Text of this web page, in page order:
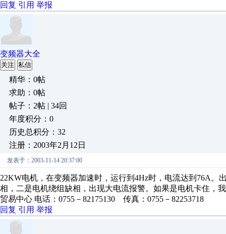
回复 引用 举报
变频器大全
关注 私信
精华：0帖
求助：0帖
帖子：2帖 | 34回
年度积分：0
历史总积分：32
注册：2003年2月12日
发表于：2003-11-14 20:37:00
22KW电机，在变频器加速时，运行到4Hz时，电流达到76A
相，二是电机绕组缺相，出现大电流报警。如果是电机卡住，
贸易中心 电话：0755－82175130 传真：0755－82253718
回复 引用 举报